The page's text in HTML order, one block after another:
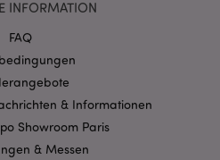
INFORMATION
FAQ
& Informationen
Showroom Paris
& Messen
Funktions
ermöglichen
wie die
die Kontoverwaltung.
cookies kann die
werden.
Provider